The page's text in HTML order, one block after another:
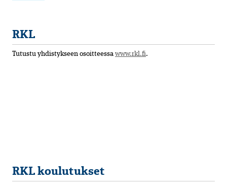
RKL
Tutustu yhdistykseen osoitteessa www.rkl.fi.
RKL koulutukset